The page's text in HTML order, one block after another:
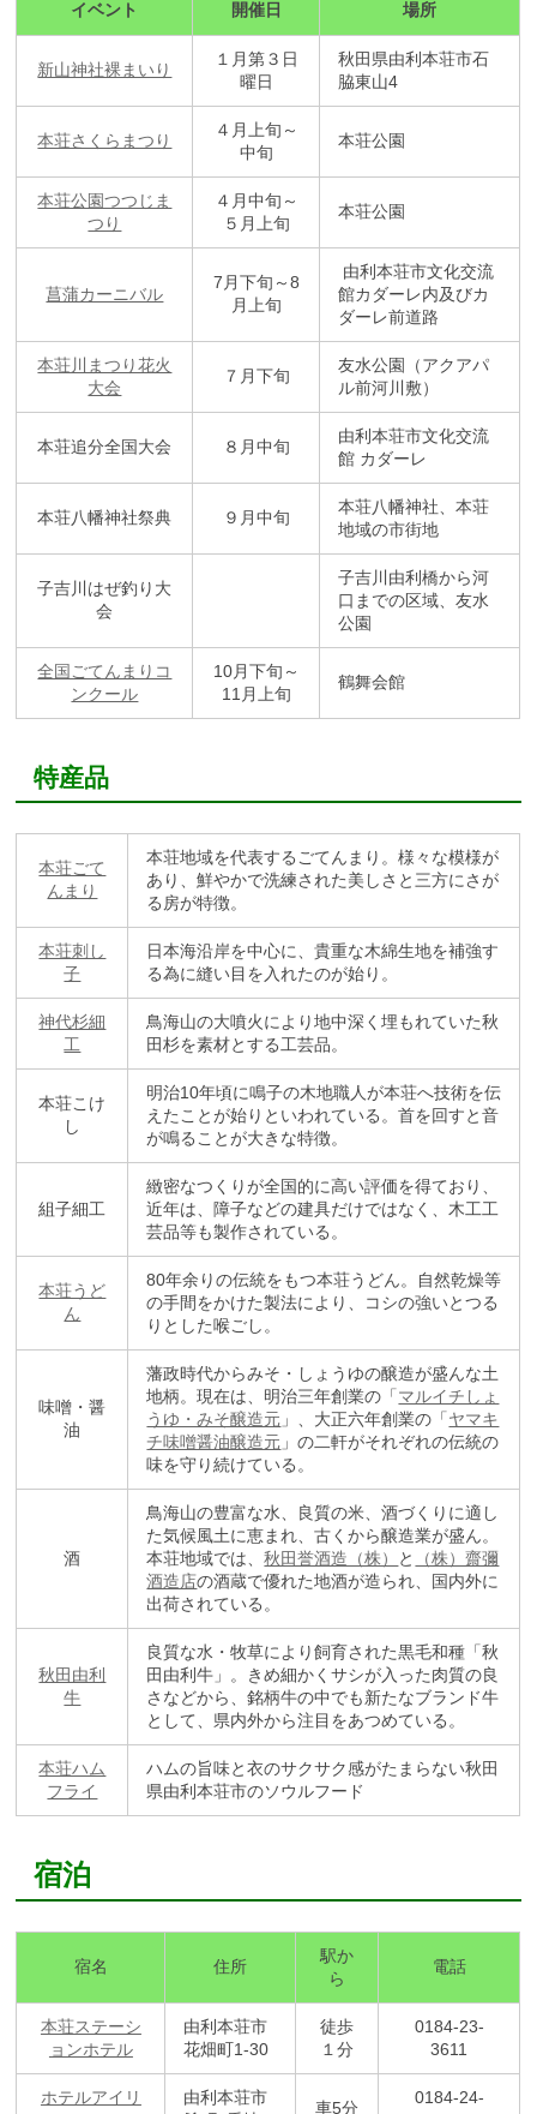
イベント 開催日 場所
新山神社裸まいり
１月第３日
曜日
秋田県由利本荘市石
脇東山4
本荘さくらまつり
４月上旬～
中旬
本荘公園
本荘公園つつじま
つり
４月中旬～
５月上旬
本荘公園
菖蒲カーニバル
7月下旬～8
月上旬
由利本荘市文化交流
館カダーレ内及びカ
ダーレ前道路
本荘川まつり花火
大会
７月下旬
友水公園
（アクアパ
ル前河川敷）
本荘追分全国大会 ８月中旬
由利本荘市文化交流
館 カダーレ
本荘八幡神社祭典 ９月中旬
本荘八幡神社、本荘
地域の市街地
子吉川はぜ釣り大
会
子吉川由利橋から河
口までの区域、友水
公園
全国ごてんまりコ
ンクール
10月下旬～
11月上旬
鶴舞会館
特産品
本荘ごて
んまり
本荘地域を代表するごてんまり。様々な模様が
あり、鮮やかで洗練された美しさと三方にさが
る房が特徴。
本荘刺し
子
日本海沿岸を中心に、貴重な木綿生地を補強す
る為に縫い目を入れたのが始り。
神代杉細
工
鳥海山の大噴火により地中深く埋もれていた秋
田杉を素材とする工芸品。
本荘こけ
し
明治10年頃に鳴子の木地職人が本荘へ技術を伝
えたことが始りといわれている。首を回すと音
が鳴ることが大きな特徴。
組子細工
緻密なつくりが全国的に高い評価を得ており、
近年は、障子などの建具だけではなく、木工工
芸品等も製作されている。
本荘うど
ん
80年余りの伝統をもつ本荘うどん。自然乾燥等
の手間をかけた製法により、コシの強いとつる
りとした喉ごし。
味噌・醤
油
藩政時代からみそ・しょうゆの醸造が盛んな土
地柄。現在は、明治三年創業の「 マルイチしょ
うゆ・みそ醸造元 」、大正六年創業の「 ヤマキ
チ味噌醤油醸造元 」の二軒がそれぞれの伝統の
味を守り続けている。
酒
鳥海山の豊富な水、良質の米、酒づくりに適し
た気候風土に恵まれ、古くから醸造業が盛ん。
本荘地域では、秋田誉酒造（株） と
（株）齋彌
酒造店の酒蔵で優れた地酒が造られ、国内外に
出荷されている。
秋田由利
牛
良質な水・牧草により飼育された黒毛和種「秋
田由利牛」。きめ細かくサシが入った肉質の良
さなどから、銘柄牛の中でも新たなブランド牛
として、県内外から注目をあつめている。
本荘ハム
フライ
ハムの旨味と衣のサクサク感がたまらない秋田
県由利本荘市のソウルフード
宿泊
宿名 住所
駅か
ら
電話
本荘ステーシ
ョンホテル
由利本荘市
花畑町1-30
徒歩
１分
0184-23-
3611
ホテルアイリ
由利本荘市
車5分
0184-24-